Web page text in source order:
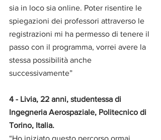
sia in loco sia online. Poter risentire le
spiegazioni dei professori attraverso le
registrazioni mi ha permesso di tenere il
passo con il programma, vorrei avere la
stessa possibilità anche
successivamente”
4 - Livia, 22 anni, studentessa di
Ingegneria Aerospaziale, Politecnico di
Torino, Italia.
“Ho iniziato questo percorso ormai